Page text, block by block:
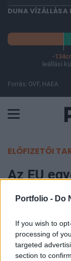
Portfolio - Do
If you wish to
processing of
targeted
section to
DUNA VÍZÁLLÁSA
-
leállási
Forrás: OVF, HAEA
ELŐFIZETŐI
Az EU
2012. június 12.
A káros